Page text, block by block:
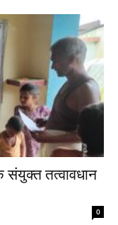
तत्वावधान
0